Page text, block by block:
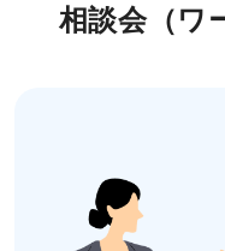
相談会（ワ